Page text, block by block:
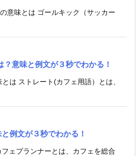
意味とは ゴールキック（サッカー
？意味と例文が３秒でわかる！
は ストレート(カフェ用語）とは、
例文が３秒でわかる！
フェプランナーとは、カフェを総合